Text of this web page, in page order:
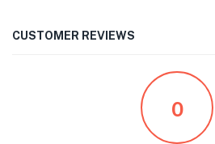
CUSTOMER REVIEWS
0